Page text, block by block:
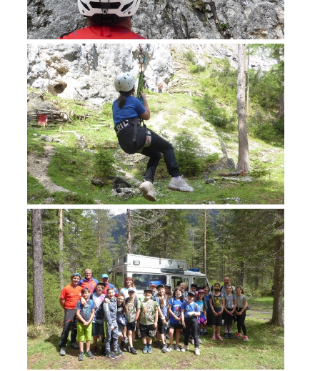
Ausbildung
TÄTIGKEIT